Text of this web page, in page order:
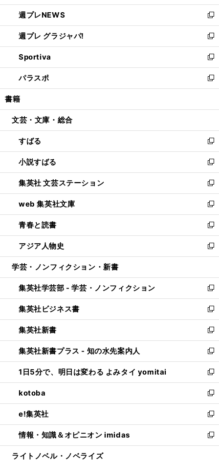
開
く
ウ
で
開
く
ン
ド
ウ
で
開
く
し
い
ウ
ィ
ン
ド
ウ
で
開
週プレNEWS
新
し
い
ウ
ィ
ン
ド
ウ
開
週プレ グラジャパ!
新
し
い
ウ
ィ
ン
ウ
開
く
Sportiva
新
し
い
ウ
ン
ウ
で
開
く
パラスポ
新
し
ウ
ン
ド
ウ
で
開
く
書籍
文芸・文庫・総合
すばる
新
し
い
ウ
ィ
ン
ド
ウ
で
開
く
小説すばる
新
し
い
ウ
ィ
ン
ド
ウ
で
開
集英社 文芸ステーション
新
し
い
ウ
ィ
ン
ド
ウ
開
く
web 集英社文庫
新
し
い
ウ
ィ
ン
ウ
で
開
く
青春と読書
新
し
い
ウ
ン
ド
ウ
で
開
く
アジア人物史
新
し
ウ
ィ
ン
ド
ウ
で
開
く
学芸・ノンフィクション・新書
集英社学芸部 - 学芸・ノンフィクション
新
し
い
ウ
ィ
ン
ド
ウ
で
開
く
集英社ビジネス書
新
し
い
ウ
ィ
ン
ド
ウ
で
開
く
集英社新書
新
し
い
ウ
ィ
ン
ド
ウ
で
開
く
集英社新書プラス - 知の水先案内人
新
し
い
ウ
ィ
ン
ド
ウ
で
開
1日5分で、明日は変わる よみタイ yomitai
新
し
い
ウ
ィ
ン
ド
ウ
kotoba
新
し
い
ウ
ィ
ン
e!集英社
新
し
い
ウ
情報・知識＆オピニオン imidas
新
し
ライトノベル・ノベライズ